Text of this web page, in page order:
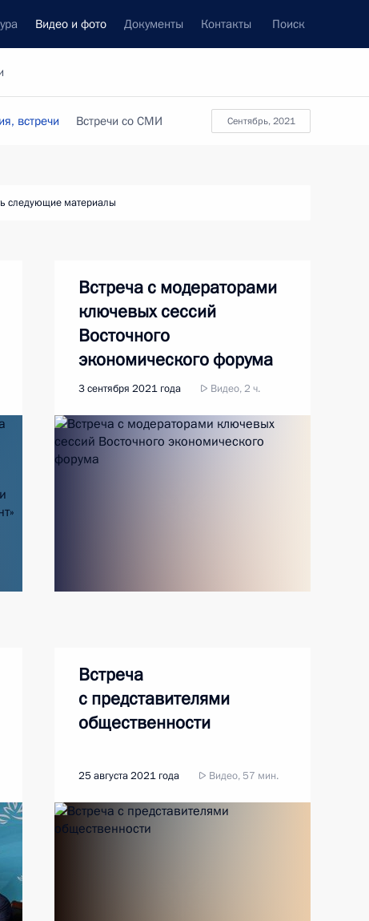
Видео и фото Документы Контакты Поиск
сентябрь, 2021
встречи Встречи со СМИ
следующие материалы
Встреча с модераторами
ключевых сессий
Восточного
экономического форума
3 сентября 2021 года Видео, 2 ч.
Встреча
с представителями
общественности
25 августа 2021 года Видео, 57 мин.